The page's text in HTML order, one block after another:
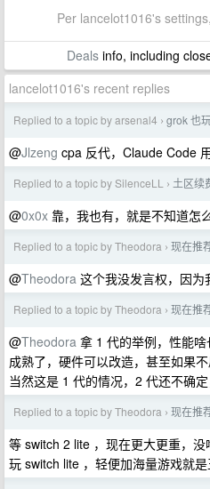
Per lancelot1016's
Dealsinfo, including
lancelot1016's recent replies
Replied to a topic by arsenal4 › grok 也
@Jlzeng cpa 反代，Claude Code
Replied to a topic by SilenceLL › 土区续
@0x0x 靠，我也有，就是不知道怎
Replied to a topic by Theodora › 现在推
@Theodora 这个我没发言权，因为
Replied to a topic by Theodora › 现在推
@Theodora 拿 1 代的举例，性能
成熟了，硬件可以改造，甚至如果
当然这是 1 代的情况，2 代还不确
Replied to a topic by Theodora › 现在推
等 switch 2 lite ，现在更大更重，
玩 switch lite ，轻便加海量游戏就